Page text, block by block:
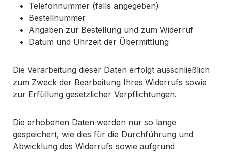
Telefonnummer (falls angegeben)
Bestellnummer
Angaben zur Bestellung und zum Widerruf
Datum und Uhrzeit der Übermittlung
Die Verarbeitung dieser Daten erfolgt ausschließlich
zum Zweck der Bearbeitung Ihres Widerrufs sowie
zur Erfüllung gesetzlicher Verpflichtungen.
Die erhobenen Daten werden nur so lange
gespeichert, wie dies für die Durchführung und
Abwicklung des Widerrufs sowie aufgrund